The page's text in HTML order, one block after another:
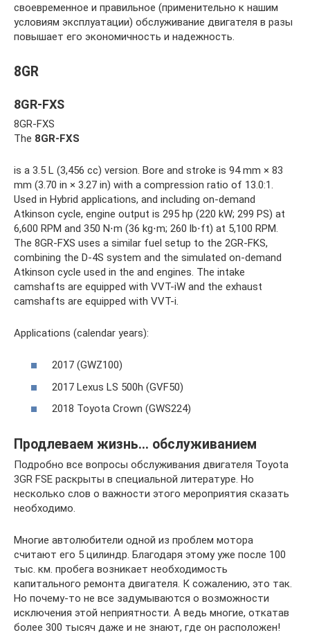
своевременное и правильное (применительно к нашим
условиям эксплуатации) обслуживание двигателя в разы
повышает его экономичность и надежность.
8GR
8GR-FXS
8GR-FXS
The 8GR-FXS
is a 3.5 L (3,456 cc) version. Bore and stroke is 94 mm × 83
mm (3.70 in × 3.27 in) with a compression ratio of 13.0:1.
Used in Hybrid applications, and including on-demand
Atkinson cycle, engine output is 295 hp (220 kW; 299 PS) at
6,600 RPM and 350 N⋅m (36 kg⋅m; 260 lb⋅ft) at 5,100 RPM.
The 8GR-FXS uses a similar fuel setup to the 2GR-FKS,
combining the D-4S system and the simulated on-demand
Atkinson cycle used in the and engines. The intake
camshafts are equipped with VVT-iW and the exhaust
camshafts are equipped with VVT-i.
Applications (calendar years):
2017 (GWZ100)
2017 Lexus LS 500h (GVF50)
2018 Toyota Crown (GWS224)
Продлеваем жизнь… обслуживанием
Подробно все вопросы обслуживания двигателя Toyota
3GR FSE раскрыты в специальной литературе. Но
несколько слов о важности этого мероприятия сказать
необходимо.
Многие автолюбители одной из проблем мотора
считают его 5 цилиндр. Благодаря этому уже после 100
тыс. км. пробега возникает необходимость
капитального ремонта двигателя. К сожалению, это так.
Но почему-то не все задумываются о возможности
исключения этой неприятности. А ведь многие, откатав
более 300 тысяч даже и не знают, где он расположен!